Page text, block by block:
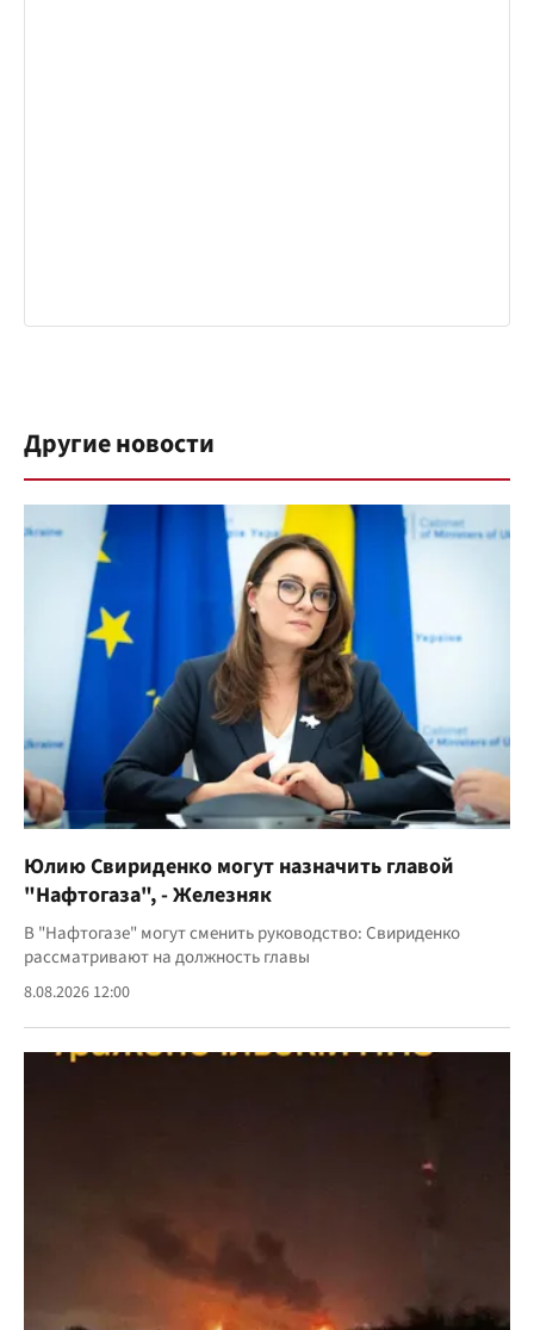
Другие новости
Юлию Свириденко могут назначить главой
"Нафтогаза", - Железняк
В "Нафтогазе" могут сменить руководство: Свириденко
рассматривают на должность главы
8.08.2026 12:00